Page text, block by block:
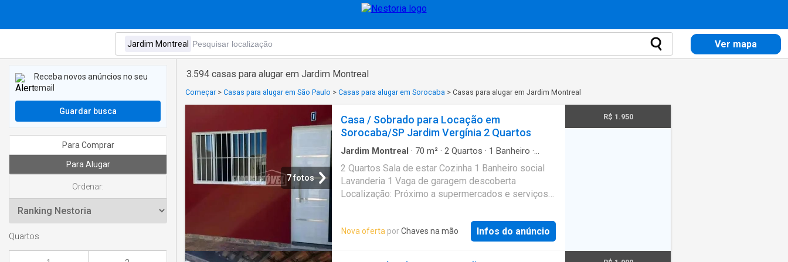
Ver mapa
3.594 casas para alugar em Jardim Montreal
Começar > Casas para alugar em São Paulo > Casas para alugar em Sorocaba > Casas para alugar em Jardim Montreal
7 fotos
Casa / Sobrado para Locação em
Sorocaba/SP Jardim Vergínia 2 Quartos
Jardim Montreal · 70 m² · 2 Quartos · 1 Banheiro ·
2 Quartos Sala de estar Cozinha 1 Banheiro social
Lavanderia 1 Vaga de garagem descoberta
Localização: Próximo a supermercados e serviços
Nova oferta porChaves na mão Infos do anúncio
R$ 1.950
Receba novos anúncios no seu
email
Guardar busca
Para Comprar
Para Alugar
Ordenar:
Quartos